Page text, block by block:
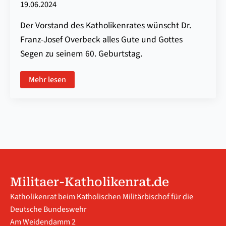
19.06.2024
Der Vorstand des Katholikenrates wünscht Dr.
Franz-Josef Overbeck alles Gute und Gottes
Segen zu seinem 60. Geburtstag.
Mehr lesen
Militaer-Katholikenrat.de
Katholikenrat beim Katholischen Militärbischof für die
Deutsche Bundeswehr
Am Weidendamm 2